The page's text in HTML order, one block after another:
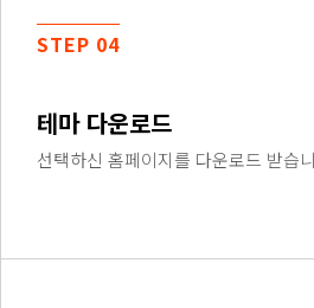
STEP 04
테마 다운로드
선택하신 홈페이지를 다운로드 받습